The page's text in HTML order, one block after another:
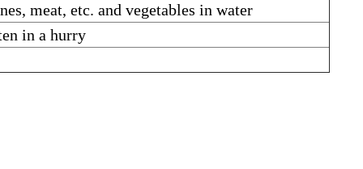
meat, etc. and vegetables in water
in a hurry